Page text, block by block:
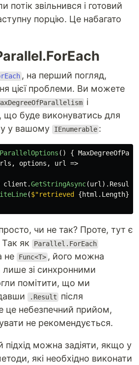
потік звільнився і готовий
порцію. Це набагато
, на перший погляд,
цієї проблеми. Ви можете
і
, що буде виконуватись для
у вашому
IEnumerable :
ParallelOptions () {
, options , url =>
client .GetStringAsync(url). Result
($"retrieved {html . Length}
чи не так? Проте, тут є
Так як
Parallel.ForEach
не Func<T> , його можна
лише зі синхронними
помітити, що ми
.Result після
це небезпечний прийом,
не рекомендується.
можна задіяти, якщо у
які необхідно виконати